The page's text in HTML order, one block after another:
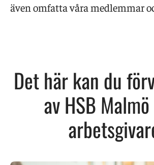
även omfatta våra medlemmar
Det här kan du
av HSB